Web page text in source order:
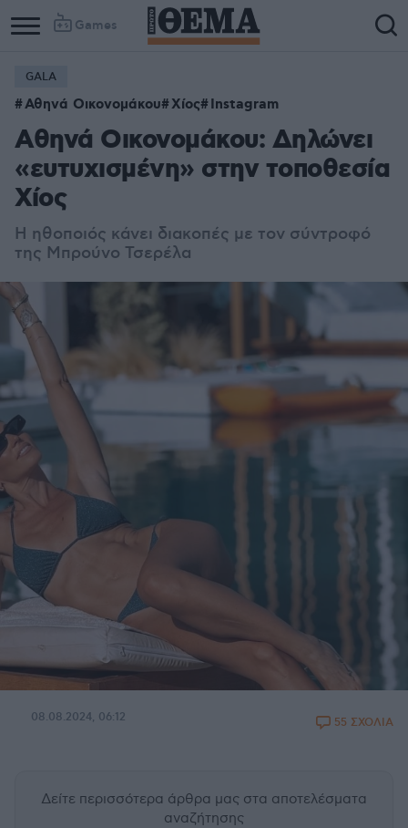
Games
GALA
Αθηνά Οικονομάκου Χίος Instagram
Αθηνά Οικονομάκου: Δηλώνει
«ευτυχισμένη» στην τοποθεσία
Χίος
Η ηθοποιός κάνει διακοπές με τον σύντροφό
της Μπρούνο Τσερέλα
08.08.2024, 06:12 55 ΣΧΟΛΙΑ
Δείτε περισσότερα άρθρα μας στα αποτελέσματα
αναζήτησης